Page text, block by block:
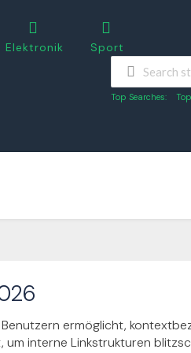
Elektronik Sport
Top Searches:
ermöglicht,
um interne Linkstrukturen